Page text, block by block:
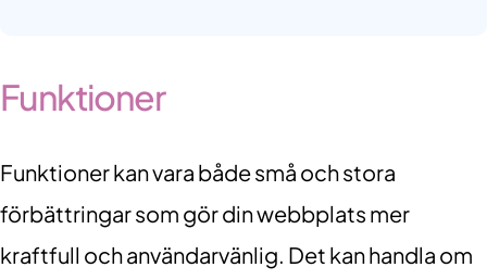
Funktioner
Funktioner kan vara både små och stora
förbättringar som gör din webbplats mer
kraftfull och användarvänlig. Det kan handla om